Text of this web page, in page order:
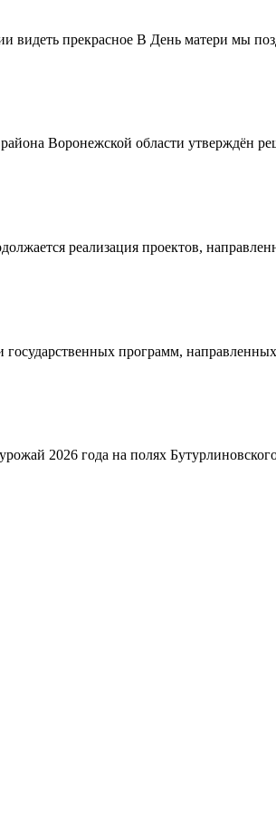
видеть прекрасное В День матери мы
Воронежской области утверждён
реализация проектов,
государственных программ,
2026 года на полях